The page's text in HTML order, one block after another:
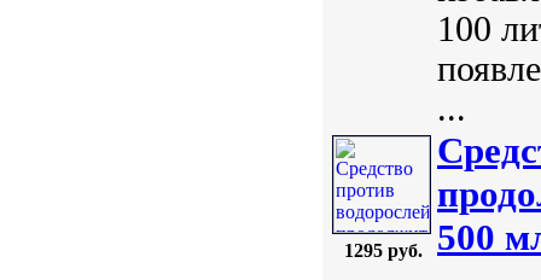
100
...
1295 руб.
500